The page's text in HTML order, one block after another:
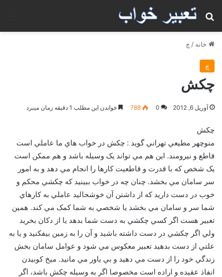
جستجو برای
خانه / چ
چ
چکش
آوریل 6, 2012 0
788 خواندن این مطلب 1 دقیقه زمان میبرد
چکش
منوچهر مطيعي تهراني گويد : چکش در خواب هاي ما عاملي است
قاطع و نيرومند. اين هم مي تواند يک وسيله باشد و هم ممکن است
يک شخص که با قدرت و قاطعيت کارها را انجام مي دهد و به امور
سر سامان مي بخشد. چنان چه در خواب ببينيد که چکشي محکم و
خوب در دست داريد که از داشتن آن خوشحاليد عاملي به کارهاي
شما سر و سامان مي بخشد يا شخصي به شما کمک مي کند. همين
تعبير هست اگر کسي چکشي به دست شما بدهد يا از دکان بخريد
ولي اگر چکشي در دست داشته باشيد و آن را به زمين بيفکنيد و يا به
علتي از دست بدهيد تعبير معکوس مي شود و عوامل سامان بخش
زندگي خود را از دست مي دهيد و بي ياور مي مانيد. ميخ کوبيدن
انفاذ عقيده و اراده است مخصوصا اگر به وسيله چکش باشد، اگر